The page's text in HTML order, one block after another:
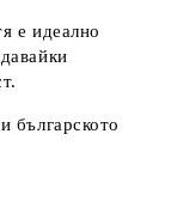
е идеално
българското